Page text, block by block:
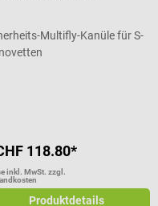
Multifly-Kanüle für S-
118.80*
inkl. MwSt. zzgl.
Produktdetails